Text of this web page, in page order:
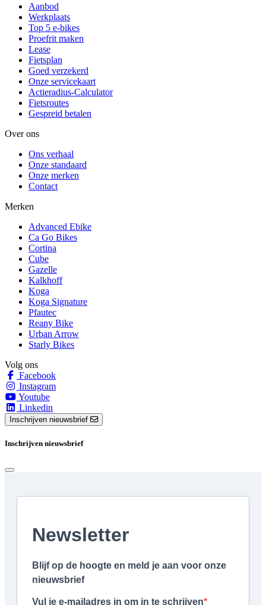
Aanbod
Werkplaats
Top 5 e-bikes
Proefrit maken
Lease
Fietsplan
Goed verzekerd
Onze servicekaart
Actieradius-Calculator
Fietsroutes
Gespreid betalen
Over ons
Ons verhaal
Onze standaard
Onze merken
Contact
Merken
Advanced Ebike
Ca Go Bikes
Cortina
Cube
Gazelle
Kalkhoff
Koga
Koga Signature
Pfautec
Reany Bike
Urban Arrow
Starly Bikes
Volg ons
Facebook
Instagram
Youtube
Linkedin
Inschrijven nieuwsbrief
Inschrijven nieuwsbrief